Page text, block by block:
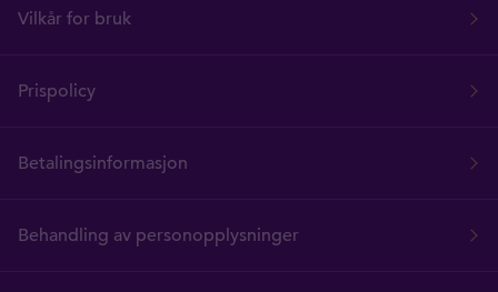
Vilkår for bruk
Prispolicy
Betalingsinformasjon
Behandling av personopplysninger